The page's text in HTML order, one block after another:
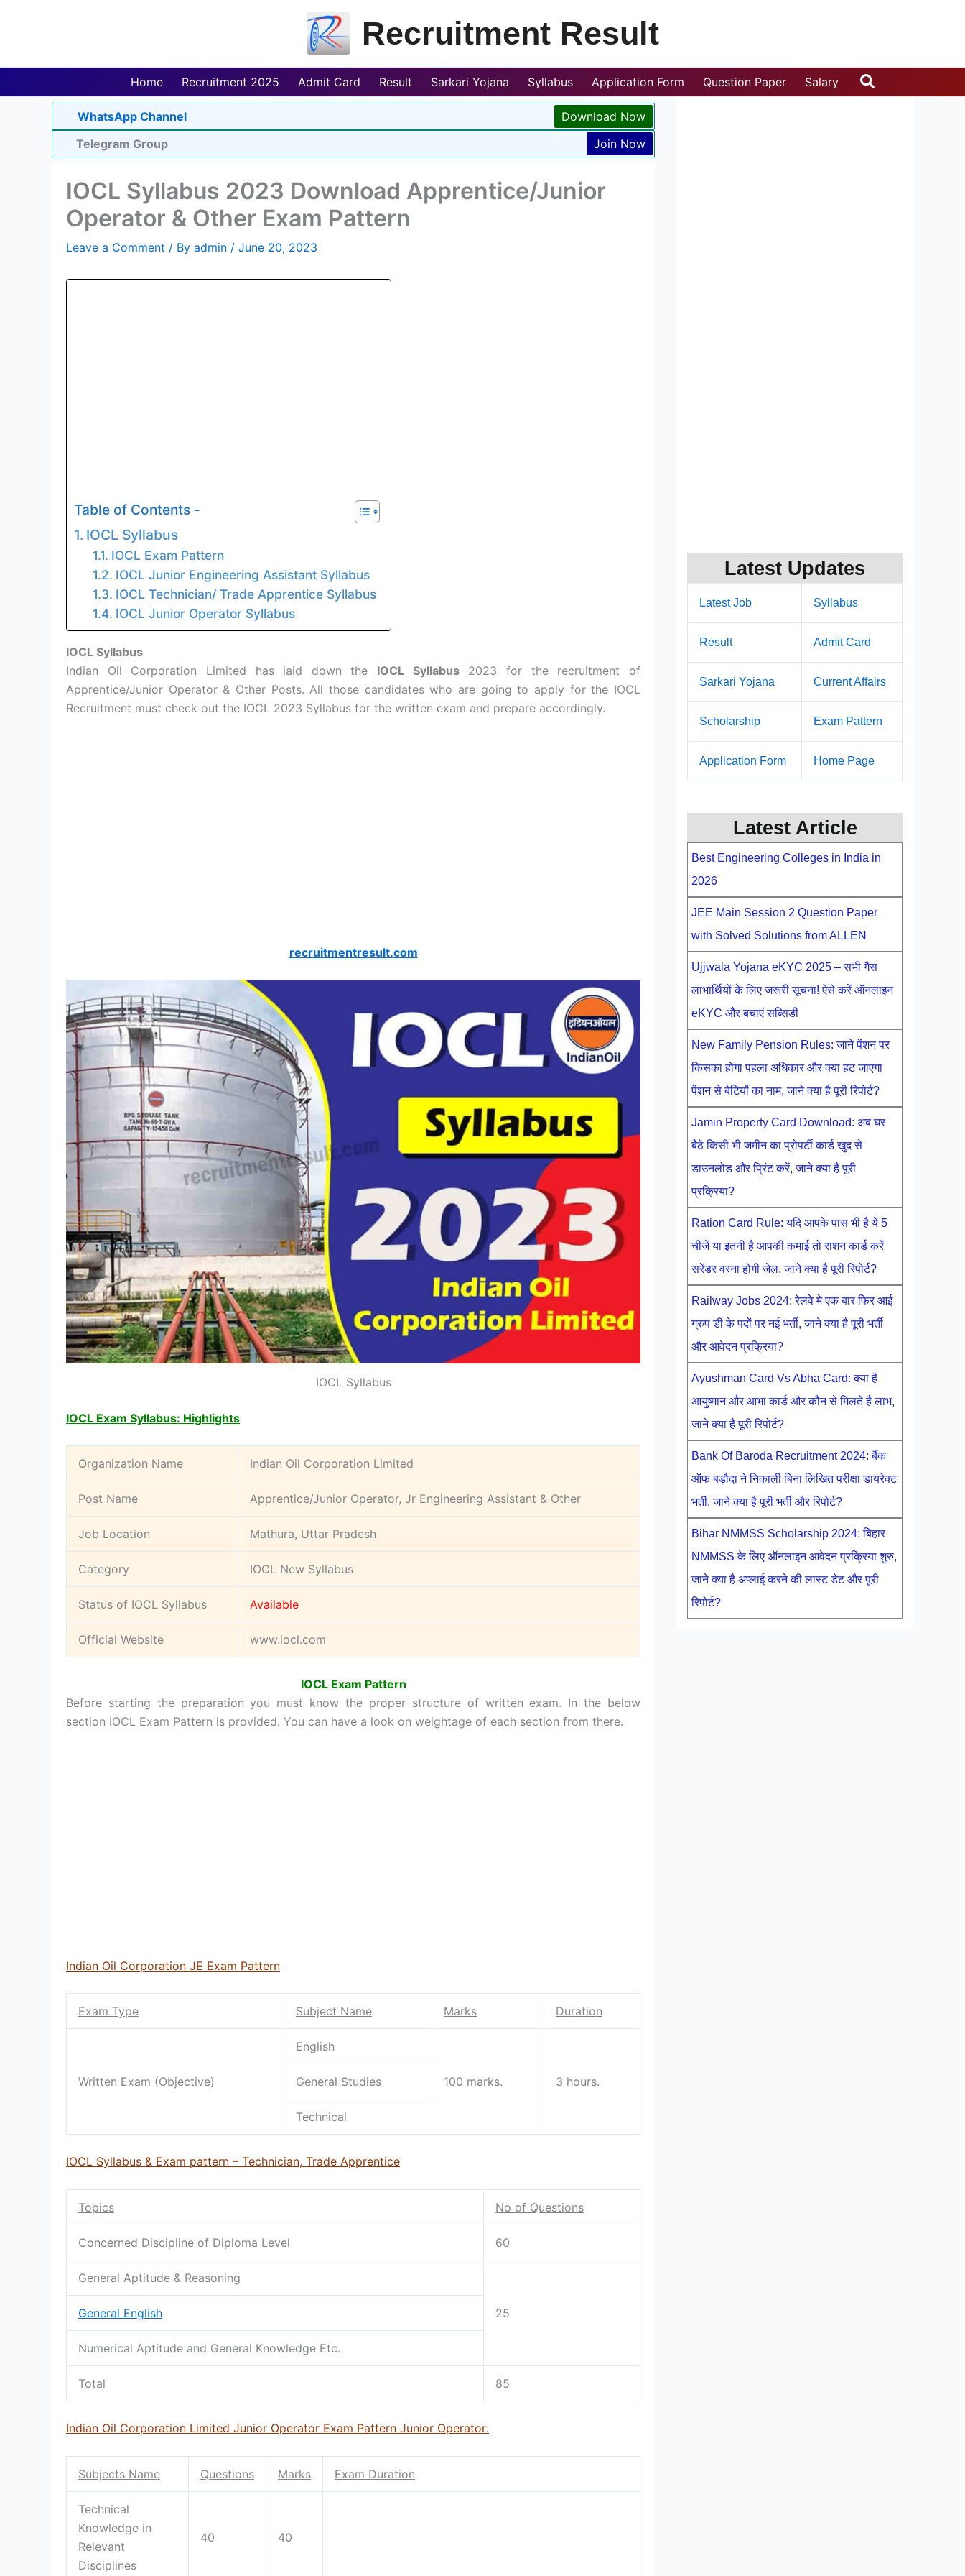
Recruitment Result
Home Recruitment 2025 Admit Card Result Sarkari Yojana Syllabus Application Form Question Paper Salary Search
WhatsApp Channel
Download Now
Telegram Group
Join Now
IOCL Syllabus 2023 Download Apprentice/Junior
Operator & Other Exam Pattern
Leave a Comment / By admin / June 20, 2023
Table of Contents -
IOCL Syllabus
IOCL Exam Pattern
IOCL Junior Engineering Assistant Syllabus
IOCL Technician/ Trade Apprentice Syllabus
IOCL Junior Operator Syllabus
IOCL Syllabus
Indian Oil Corporation Limited has laid down the IOCL Syllabus2023 for the recruitment of
Apprentice/Junior Operator & Other Posts. All those candidates who are going to apply for the IOCL
Recruitment must check out the IOCL 2023 Syllabus for the written exam and prepare accordingly.
recruitmentresult.com
IOCL Syllabus
IOCL Exam Syllabus: Highlights
Organization Name Indian Oil Corporation Limited
Post Name Apprentice/Junior Operator, Jr Engineering Assistant & Other
Job Location Mathura, Uttar Pradesh
Category IOCL New Syllabus
Status of IOCL Syllabus Available
Official Website www.iocl.com
IOCL Exam Pattern
Before starting the preparation you must know the proper structure of written exam. In the below
section IOCL Exam Pattern is provided. You can have a look on weightage of each section from there.
Indian Oil Corporation JE Exam Pattern
Exam Type Subject Name Marks Duration
Written Exam (Objective)
English
100 marks. 3 hours.
General Studies
Technical
IOCL Syllabus & Exam pattern – Technician, Trade Apprentice
Topics No of Questions
Concerned Discipline of Diploma Level 60
General Aptitude & Reasoning
25
General English
Numerical Aptitude and General Knowledge Etc.
Total 85
Indian Oil Corporation Limited Junior Operator Exam Pattern Junior Operator:
Subjects Name Questions Marks Exam Duration
Technical
Knowledge in
Relevant
Disciplines
40 40
Latest Updates
Latest Job Syllabus
Result Admit Card
Sarkari Yojana Current Affairs
Scholarship Exam Pattern
Application Form Home Page
Latest Article
Best Engineering Colleges in India in
2026
JEE Main Session 2 Question Paper
with Solved Solutions from ALLEN
Ujjwala Yojana eKYC 2025 – सभी गैस
लाभार्थियों के लिए जरूरी सूचना! ऐसे करें ऑनलाइन
eKYC और बचाएं सब्सिडी
New Family Pension Rules: जाने पेंशन पर
किसका होगा पहला अधिकार और क्या हट जाएगा
पेंशन से बेटियों का नाम, जाने क्या है पूरी रिपोर्ट?
Jamin Property Card Download: अब घर
बैठे किसी भी जमीन का प्रोपर्टी कार्ड खुद से
डाउनलोड और प्रिंट करें, जाने क्या है पूरी
प्रक्रिया?
Ration Card Rule: यदि आपके पास भी है ये 5
चीजें या इतनी है आपकी कमाई तो राशन कार्ड करें
सरेंडर वरना होगी जेल, जाने क्या है पूरी रिपोर्ट?
Railway Jobs 2024: रेलवे मे एक बार फिर आई
ग्रुप डी के पदों पर नई भर्ती, जाने क्या है पूरी भर्ती
और आवेदन प्रक्रिया?
Ayushman Card Vs Abha Card: क्या है
आयुष्मान और आभा कार्ड और कौन से मिलते है लाभ,
जाने क्या है पूरी रिपोर्ट?
Bank Of Baroda Recruitment 2024: बैंक
ऑफ बड़ौदा ने निकाली बिना लिखित परीक्षा डायरेक्ट
भर्ती, जाने क्या है पूरी भर्ती और रिपोर्ट?
Bihar NMMSS Scholarship 2024: बिहार
NMMSS के लिए ऑनलाइन आवेदन प्रक्रिया शुरु,
जाने क्या है अप्लाई करने की लास्ट डेट और पूरी
रिपोर्ट?